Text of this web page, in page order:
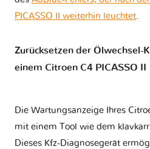
PICASSO II weiterhin leuchtet.
Zurücksetzen der Ölwechsel-
einem Citroen C4 PICASSO II
Die Wartungsanzeige Ihres
mit einem Tool wie dem
Dieses Kfz-Diagnosegerät